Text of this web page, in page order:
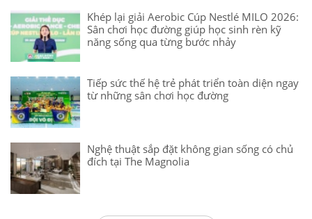
Khép lại giải Aerobic Cúp Nestlé MILO 2026:
Sân chơi học đường giúp học sinh rèn kỹ
năng sống qua từng bước nhảy
Tiếp sức thế hệ trẻ phát triển toàn diện ngay
từ những sân chơi học đường
Nghệ thuật sắp đặt không gian sống có chủ
đích tại The Magnolia